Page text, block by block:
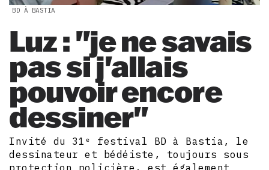
BD À BASTIA
Luz : "je ne savais
pas si j'allais
pouvoir encore
dessiner"
Invité du 31ᵉ festival BD à Bastia, le
dessinateur et bédéiste, toujours sous
protection policière, est également